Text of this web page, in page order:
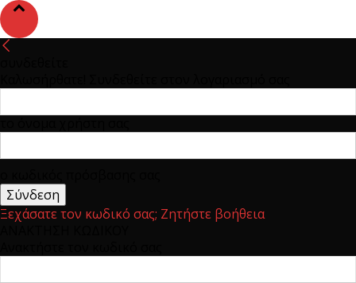
Ξεχάσατε τον κωδικό σας; Ζητήστε βοήθεια